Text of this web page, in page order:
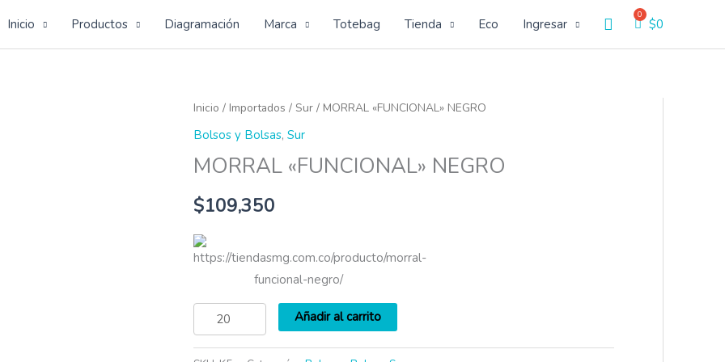
Inicio Productos Diagramación Marca Totebag Tienda Eco Ingresar Buscar$0
Inicio / Importados / Sur/ MORRAL «FUNCIONAL» NEGRO
Bolsos y Bolsas, Sur
MORRAL «FUNCIONAL» NEGRO
$109,350
https://tiendasmg.com.co/producto/morral-
funcional-negro/
MORRAL
"FUNCIONAL"
cantidad
Añadir al carrito